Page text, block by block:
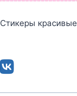
Стикеры красивые